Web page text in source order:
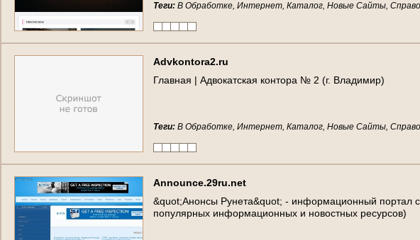
Теги: В Обработке, Интернет, Каталог, Новые Сайты,
Advkontora2.ru
Главная | Адвокатская контора № 2 (г. Владимир)
Теги: В Обработке, Интернет, Каталог, Новые Сайты,
Announce.29ru.net
&quot;Анонсы Рунета&quot; - информационный портал с
популярных информационных и новостных ресурсов)